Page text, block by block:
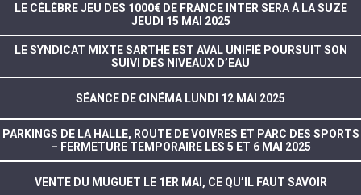
LE CÉLÈBRE JEU DES 1000€ DE FRANCE INTER SERA À LA SUZE
JEUDI 15 MAI 2025
LE SYNDICAT MIXTE SARTHE EST AVAL UNIFIÉ POURSUIT SON
SUIVI DES NIVEAUX D’EAU
SÉANCE DE CINÉMA LUNDI 12 MAI 2025
PARKINGS DE LA HALLE, ROUTE DE VOIVRES ET PARC DES SPORTS
– FERMETURE TEMPORAIRE LES 5 ET 6 MAI 2025
VENTE DU MUGUET LE 1ER MAI, CE QU’IL FAUT SAVOIR